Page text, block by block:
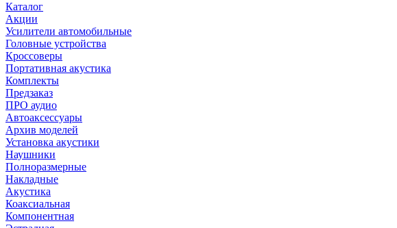
Каталог
Акции
Усилители автомобильные
Головные устройства
Кроссоверы
Портативная акустика
Комплекты
Предзаказ
ПРО аудио
Автоаксессуары
Архив моделей
Установка акустики
Наушники
Полноразмерные
Накладные
Акустика
Коаксиальная
Компонентная